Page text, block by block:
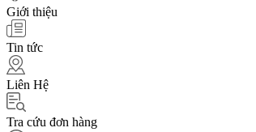
Giới thiệu
Tin tức
Liên Hệ
Tra cứu đơn hàng